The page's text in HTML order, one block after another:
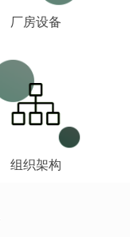
厂房设备
组织架构